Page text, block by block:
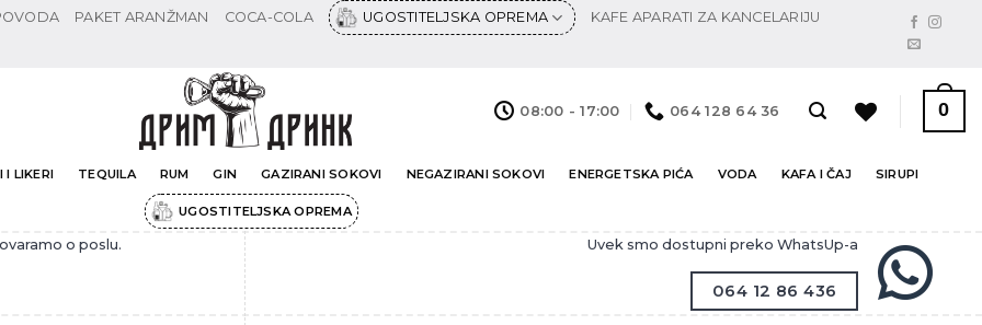
PAKET ARANŽMAN COCA-COLA UGOSTITELJSKA OPREMA KAFE APARATI ZA KANCELARIJU
08:00 - 17:00 064 128 64 36 0
I LIKERI TEQUILA RUM GIN GAZIRANI SOKOVI NEGAZIRANI SOKOVI ENERGETSKA PIĆA VODA KAFA I ČAJ SIRUPI
UGOSTITELJSKA OPREMA
o poslu. Uvek smo dostupni preko WhatsUp-a
064 12 86 436